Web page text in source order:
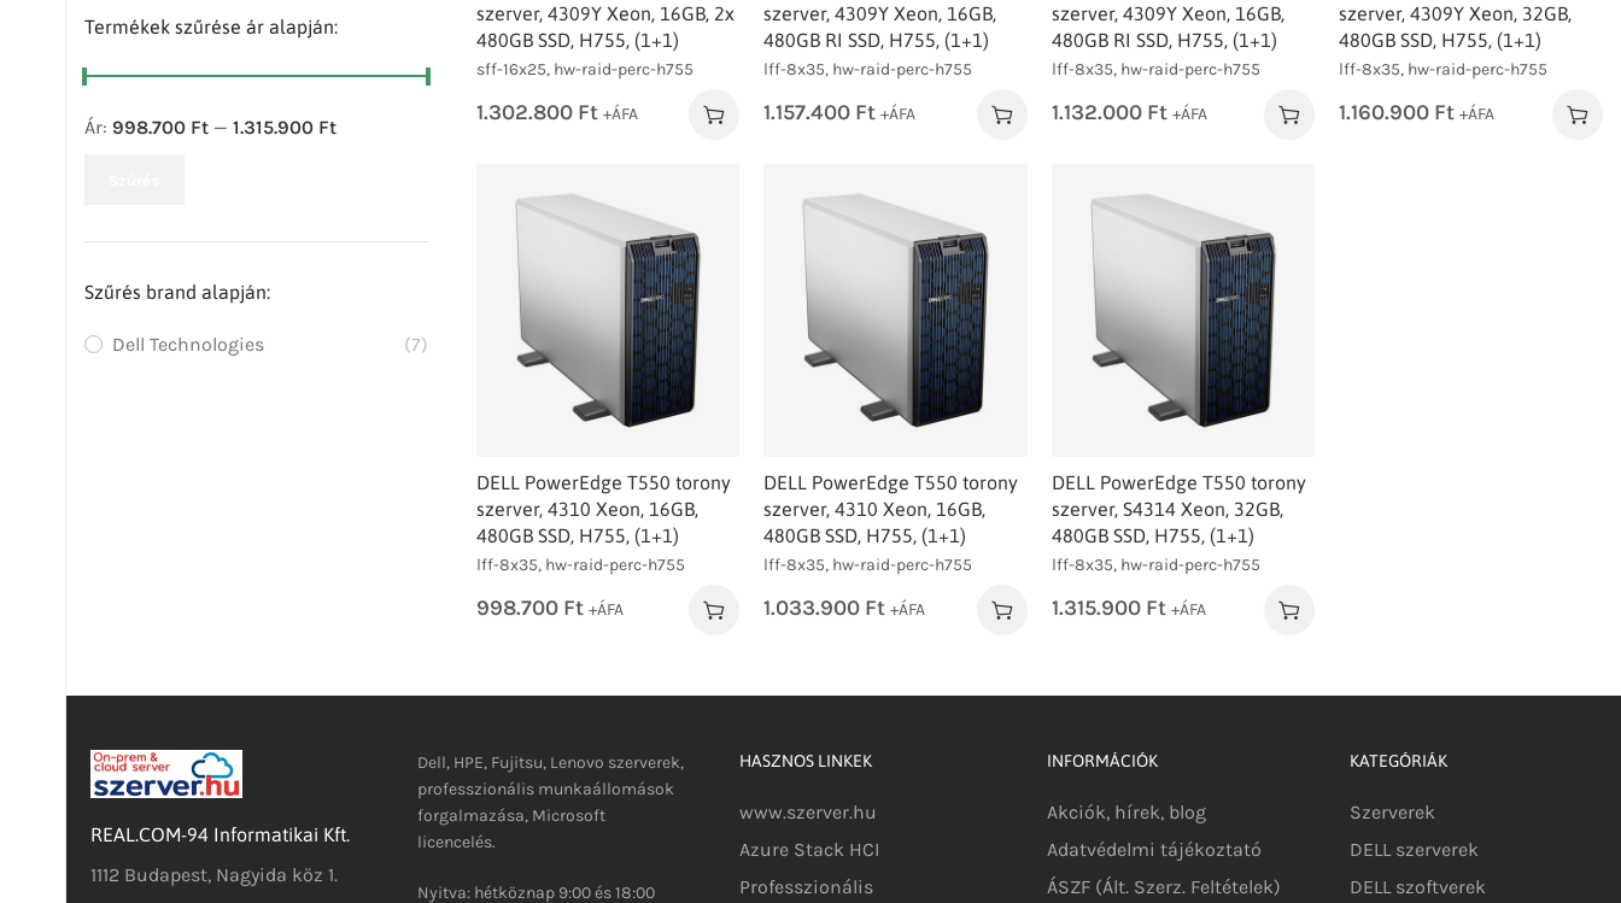
Termékek szűrése ár alapján:
Ár: 998.700 Ft — 1.315.900 Ft
Szűrés brand alapján:
Dell Technologies (7)
szerver, 4309Y Xeon, 16GB, 2x
480GB SSD, H755, (1+1)
sff-16x25, hw-raid-perc-h755
1.302.800 Ft +ÁFA
szerver, 4309Y Xeon, 16GB,
480GB RI SSD, H755, (1+1)
lff-8x35, hw-raid-perc-h755
1.157.400 Ft +ÁFA
szerver, 4309Y Xeon, 16GB,
480GB RI SSD, H755, (1+1)
lff-8x35, hw-raid-perc-h755
1.132.000 Ft +ÁFA
szerver, 4309Y Xeon, 32GB,
480GB SSD, H755, (1+1)
lff-8x35, hw-raid-perc-h755
1.160.900 Ft +ÁFA
DELL PowerEdge T550 torony
szerver, 4310 Xeon, 16GB,
480GB SSD, H755, (1+1)
lff-8x35, hw-raid-perc-h755
998.700 Ft +ÁFA
DELL PowerEdge T550 torony
szerver, 4310 Xeon, 16GB,
480GB SSD, H755, (1+1)
lff-8x35, hw-raid-perc-h755
1.033.900 Ft +ÁFA
DELL PowerEdge T550 torony
szerver, S4314 Xeon, 32GB,
480GB SSD, H755, (1+1)
lff-8x35, hw-raid-perc-h755
1.315.900 Ft +ÁFA
REAL.COM-94 Informatikai Kft.
1112 Budapest, Nagyida köz 1.
Dell, HPE, Fujitsu, Lenovo szerverek,
professzionális munkaállomások
forgalmazása, Microsoft
licencelés.
Nyitva: hétköznap 9:00 és 18:00
HASZNOS LINKEK
www.szerver.hu
Azure Stack HCI
Professzionális
INFORMÁCIÓK
Akciók, hírek, blog
Adatvédelmi tájékoztató
ÁSZF (Ált. Szerz. Feltételek)
KATEGÓRIÁK
Szerverek
DELL szerverek
DELL szoftverek